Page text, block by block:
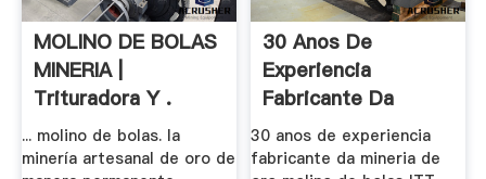
MOLINO DE BOLAS
MINERIA |
Trituradora Y .
... molino de bolas. la
minería artesanal de oro de
30 Anos De
Experiencia
Fabricante Da
Mineria De .
30 anos de experiencia
fabricante da mineria de